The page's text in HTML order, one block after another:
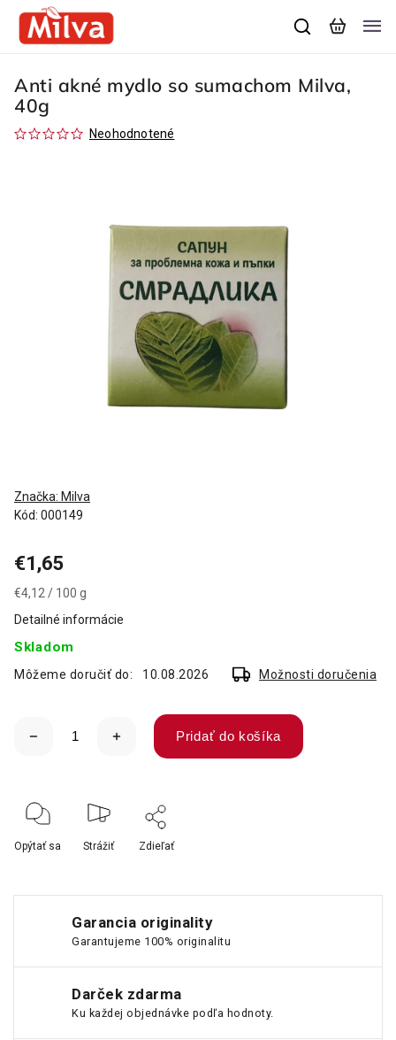
Anti akné mydlo so sumachom Milva,
40g
Neohodnotené
Kód: 000149
Značka: Milva
€1,65
€4,12 / 100 g
Skladom
Môžeme doručiť do: 10.08.2026 Možnosti doručenia
Pridať do košíka
Detailné informácie
Opýtať sa Strážiť Zdieľať
Garancia originality
Garantujeme 100% originalitu
Darček zdarma
Ku každej objednávke podľa hodnoty.